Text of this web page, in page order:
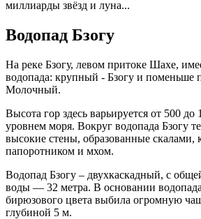
миллиарды звёзд и луна...
Водопад Бзогу
На реке Бзогу, левом притоке Шахе,
водопада: крупный - Бзогу и поменьше
Молочный.
Высота гор здесь варьируется от 500 до
уровнем моря. Вокруг водопада Бзогу
высокие стены, образованные скалами,
папоротником и мхом.
Водопад Бзогу – двухкаскадный, с
воды — 32 метра. В основании
бирюзового цвета выбила огромную
глубиной 5 м.